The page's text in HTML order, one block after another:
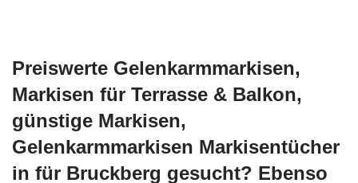
Preiswerte Gelenkarmmarkisen,
Markisen für Terrasse & Balkon,
günstige Markisen,
Gelenkarmmarkisen Markisentücher
in für Bruckberg gesucht? Ebenso